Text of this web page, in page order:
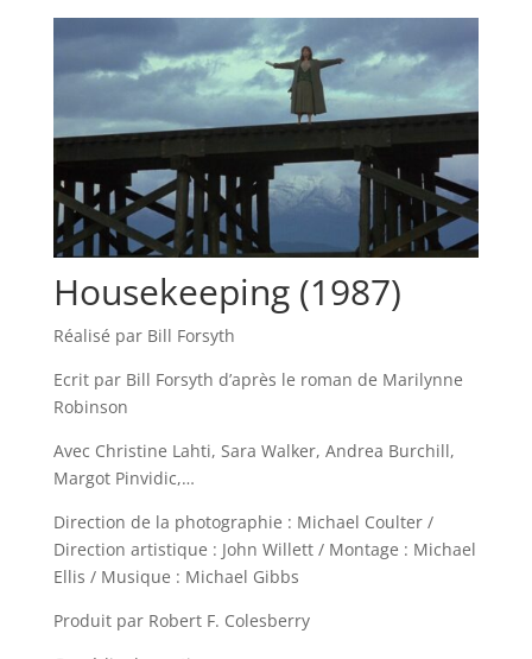
Housekeeping (1987)
Réalisé par Bill Forsyth
Ecrit par Bill Forsyth d’après le roman de Marilynne
Robinson
Avec Christine Lahti, Sara Walker, Andrea Burchill,
Margot Pinvidic,…
Direction de la photographie : Michael Coulter /
Direction artistique : John Willett / Montage : Michael
Ellis / Musique : Michael Gibbs
Produit par Robert F. Colesberry